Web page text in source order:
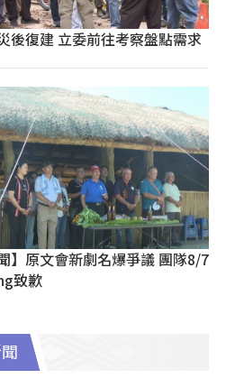
後復建 立委前往考察盤點需求
】原文會新劇名爆爭議 團隊8/7
致歉